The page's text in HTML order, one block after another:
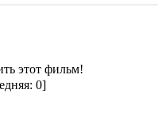
этот фильм!
0]